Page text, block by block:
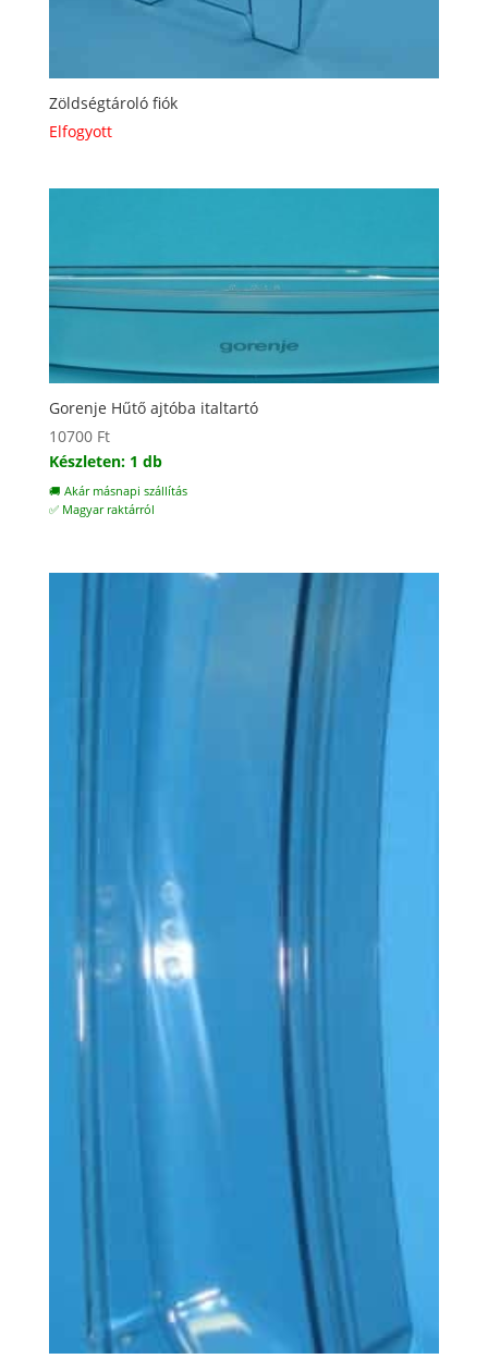
Zöldségtároló fiók
Elfogyott
Gorenje Hűtő ajtóba italtartó
10700 Ft
Készleten: 1 db
🚚 Akár másnapi szállítás
✅ Magyar raktárról